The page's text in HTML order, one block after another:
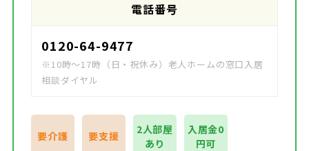
電話番号
0120-64-9477
※10時～17時（日・祝休み）老人ホームの窓口入居
相談ダイヤル
要介護 要支援
2人部屋
あり
入居金0
円可